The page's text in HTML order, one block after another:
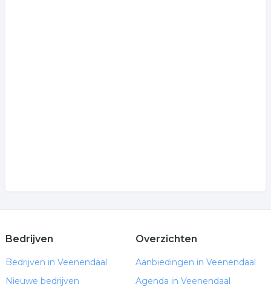
Bedrijven
Bedrijven in Veenendaal
Nieuwe bedrijven
Overzichten
Aanbiedingen in Veenendaal
Agenda in Veenendaal